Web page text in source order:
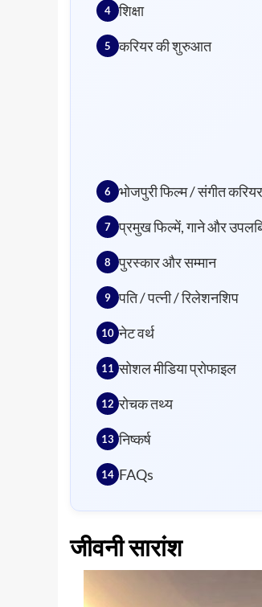
शिक्षा
करियर की शुरुआत
भोजपुरी फिल्म / संगीत करियर
प्रमुख फिल्में, गाने और
पुरस्कार और सम्मान
पति / पत्नी / रिलेशनशिप
नेट वर्थ
सोशल मीडिया प्रोफाइल
रोचक तथ्य
निष्कर्ष
FAQs
जीवनी सारांश